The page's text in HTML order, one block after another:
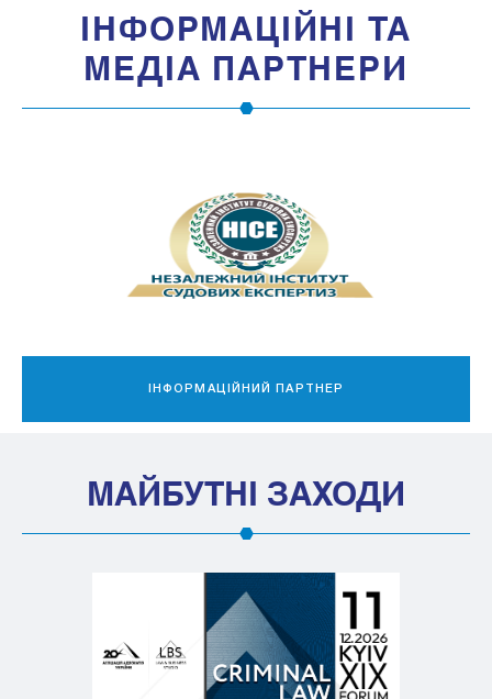
IНФОРМАЦIЙНI ТА
МЕДIА ПАРТНЕРИ
МЕДІА-ПАРТНЕР
МАЙБУТНІ ЗАХОДИ